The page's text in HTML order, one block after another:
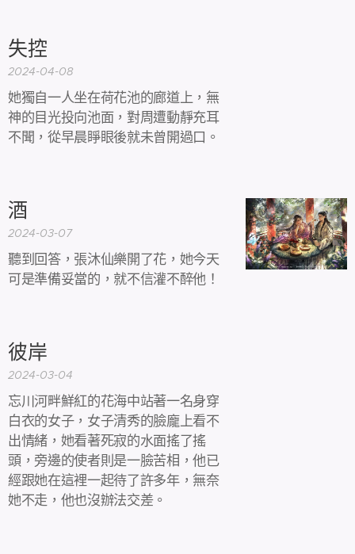
失控
2024-04-08
她獨自一人坐在荷花池的廊道上，無
神的目光投向池面，對周遭動靜充耳
不聞，從早晨睜眼後就未曾開過口。
酒
2024-03-07
聽到回答，張沐仙樂開了花，她今天
可是準備妥當的，就不信灌不醉他！
彼岸
2024-03-04
忘川河畔鮮紅的花海中站著一名身穿
白衣的女子，女子清秀的臉龐上看不
出情緒，她看著死寂的水面搖了搖
頭，旁邊的使者則是一臉苦相，他已
經跟她在這裡一起待了許多年，無奈
她不走，他也沒辦法交差。